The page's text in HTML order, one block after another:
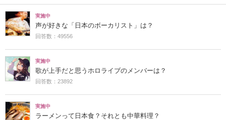
実施中
声が好きな「日本のボーカリスト」は？
回答数：49556
実施中
歌が上手だと思うホロライブのメンバーは？
回答数：23892
実施中
ラーメンって日本食？それとも中華料理？